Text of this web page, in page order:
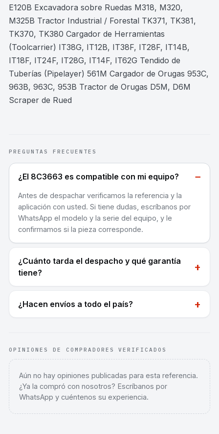
E120B Excavadora sobre Ruedas M318, M320,
M325B Tractor Industrial / Forestal TK371, TK381,
TK370, TK380 Cargador de Herramientas
(Toolcarrier) IT38G, IT12B, IT38F, IT28F, IT14B,
IT18F, IT24F, IT28G, IT14F, IT62G Tendido de
Tuberías (Pipelayer) 561M Cargador de Orugas 953C,
963B, 963C, 953B Tractor de Orugas D5M, D6M
Scraper de Rued
PREGUNTAS FRECUENTES
¿El 8C3663 es compatible con mi equipo? −
Antes de despachar verificamos la referencia y la
aplicación con usted. Si tiene dudas, escríbanos por
WhatsApp el modelo y la serie del equipo, y le
confirmamos si la pieza corresponde.
¿Cuánto tarda el despacho y qué garantía
tiene?
+
¿Hacen envíos a todo el país? +
OPINIONES DE COMPRADORES VERIFICADOS
Aún no hay opiniones publicadas para esta referencia.
¿Ya la compró con nosotros? Escríbanos por
WhatsApp y cuéntenos su experiencia.